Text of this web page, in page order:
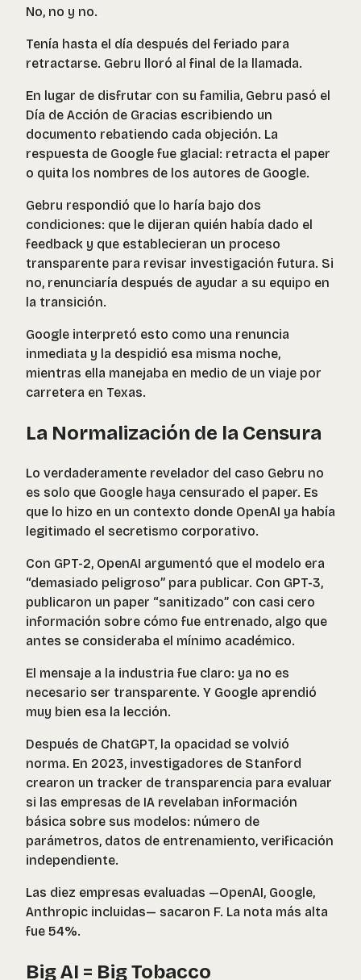
No, no y no.
Tenía hasta el día después del feriado para
retractarse. Gebru lloró al final de la llamada.
En lugar de disfrutar con su familia, Gebru pasó el
Día de Acción de Gracias escribiendo un
documento rebatiendo cada objeción. La
respuesta de Google fue glacial: retracta el paper
o quita los nombres de los autores de Google.
Gebru respondió que lo haría bajo dos
condiciones: que le dijeran quién había dado el
feedback y que establecieran un proceso
transparente para revisar investigación futura. Si
no, renunciaría después de ayudar a su equipo en
la transición.
Google interpretó esto como una renuncia
inmediata y la despidió esa misma noche,
mientras ella manejaba en medio de un viaje por
carretera en Texas.
La Normalización de la Censura
Lo verdaderamente revelador del caso Gebru no
es solo que Google haya censurado el paper. Es
que lo hizo en un contexto donde OpenAI ya había
legitimado el secretismo corporativo.
Con GPT-2, OpenAI argumentó que el modelo era
“demasiado peligroso” para publicar. Con GPT-3,
publicaron un paper “sanitizado” con casi cero
información sobre cómo fue entrenado, algo que
antes se consideraba el mínimo académico.
El mensaje a la industria fue claro: ya no es
necesario ser transparente. Y Google aprendió
muy bien esa la lección.
Después de ChatGPT, la opacidad se volvió
norma. En 2023, investigadores de Stanford
crearon un tracker de transparencia para evaluar
si las empresas de IA revelaban información
básica sobre sus modelos: número de
parámetros, datos de entrenamiento, verificación
independiente.
Las diez empresas evaluadas —OpenAI, Google,
Anthropic incluidas— sacaron F. La nota más alta
fue 54%.
Big AI = Big Tobacco